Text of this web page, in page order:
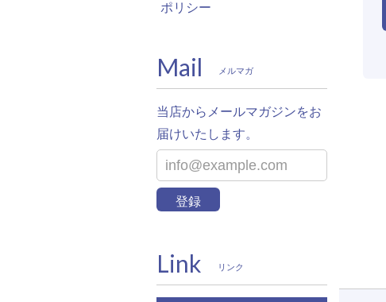
ポリシー
Mail メルマガ
当店からメールマガジンをお
届けいたします。
登録
Link リンク